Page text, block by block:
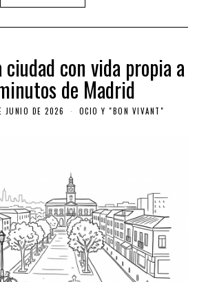
con vida propia a
de Madrid
JUNIO DE 2026 OCIO Y "BON VIVANT"